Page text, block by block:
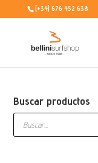
[+34] 676 452 638
Buscar productos
Búsqueda
productos